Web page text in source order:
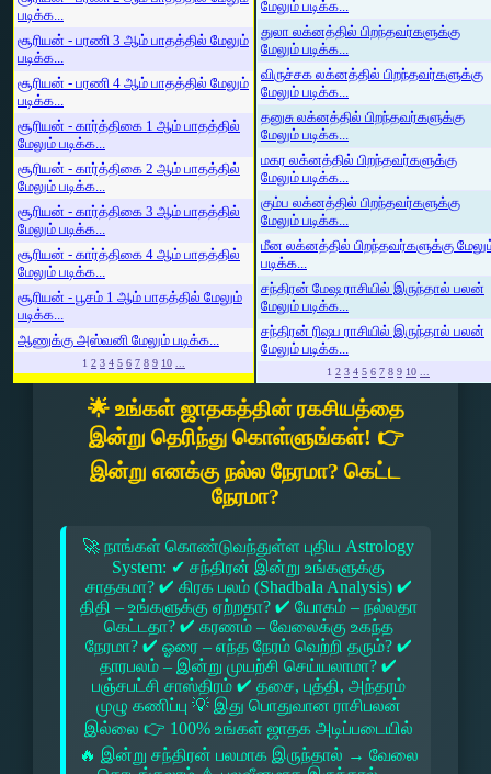
படிக்க...
சூரியன் - பரணி 3 ஆம் பாதத்தில் மேலும்
படிக்க...
சூரியன் - பரணி 4 ஆம் பாதத்தில் மேலும்
படிக்க...
சூரியன் - கார்த்திகை 1 ஆம் பாதத்தில்
மேலும் படிக்க...
சூரியன் - கார்த்திகை 2 ஆம் பாதத்தில்
மேலும் படிக்க...
சூரியன் - கார்த்திகை 3 ஆம் பாதத்தில்
மேலும் படிக்க...
சூரியன் - கார்த்திகை 4 ஆம் பாதத்தில்
மேலும் படிக்க...
சூரியன் - பூசம் 1 ஆம் பாதத்தில் மேலும்
படிக்க...
ஆணுக்கு அஸ்வனி மேலும் படிக்க...
1 2 3 4 5 6 7 8 9 10 ...
மேலும் படிக்க...
துலா லக்னத்தில் பிறந்தவர்களுக்கு
மேலும் படிக்க...
விருச்சக லக்னத்தில் பிறந்தவர்களுக்கு
மேலும் படிக்க...
தனுசு லக்னத்தில் பிறந்தவர்களுக்கு
மேலும் படிக்க...
மகர லக்னத்தில் பிறந்தவர்களுக்கு
மேலும் படிக்க...
கும்ப லக்னத்தில் பிறந்தவர்களுக்கு
மேலும் படிக்க...
மீன லக்னத்தில் பிறந்தவர்களுக்கு
படிக்க...
சந்திரன் மேஷ ராசியில் இருந்தால் பலன்
மேலும் படிக்க...
சந்திரன் ரிஷப ராசியில் இருந்தால் பலன்
மேலும் படிக்க...
1 2 3 4 5 6 7 8 9 10 ...
🌟 உங்கள் ஜாதகத்தின் ரகசியத்தை
இன்று தெரிந்து கொள்ளுங்கள்! 👉
இன்று எனக்கு நல்ல நேரமா? கெட்ட
நேரமா?
🚀 நாங்கள் கொண்டுவந்துள்ள புதிய Astrology
System: ✔ சந்திரன் இன்று உங்களுக்கு
சாதகமா? ✔ கிரக பலம் (Shadbala Analysis) ✔
திதி – உங்களுக்கு ஏற்றதா? ✔ யோகம் – நல்லதா
கெட்டதா? ✔ கரணம் – வேலைக்கு உகந்த
நேரமா? ✔ ஓரை – எந்த நேரம் வெற்றி தரும்? ✔
தாரபலம் – இன்று முயற்சி செய்யலாமா? ✔
பஞ்சபட்சி சாஸ்திரம் ✔ தசை, புத்தி, அந்தரம்
முழு கணிப்பு 💡 இது பொதுவான ராசிபலன்
இல்லை 👉 100% உங்கள் ஜாதக அடிப்படையில்
🔥 இன்று சந்திரன் பலமாக இருந்தால் → வேலை